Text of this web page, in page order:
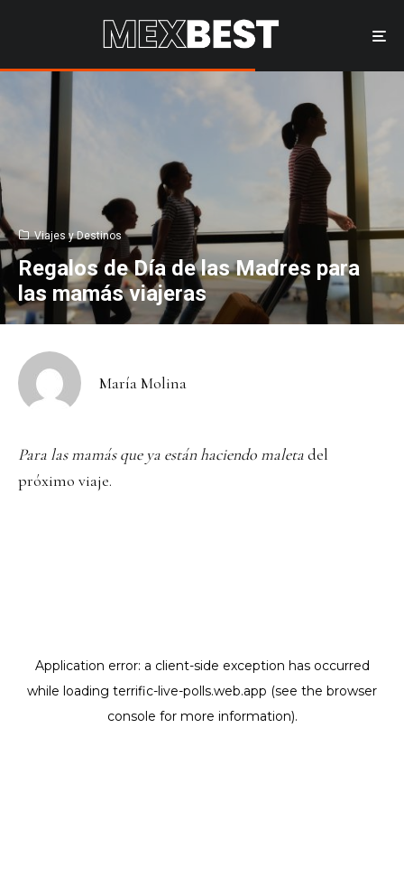
Viajes y Destinos
Regalos de Día de las Madres para
las mamás viajeras
María Molina
Para las mamás que ya están haciendo maletadel
próximo viaje.